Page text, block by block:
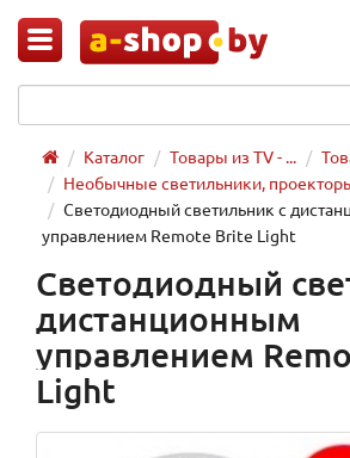
Каталог Товары из TV - ...
Необычные светильники,
Светодиодный светильник с
управлением Remote Brite Light
Светодиодный
дистанционным
управлением
Light